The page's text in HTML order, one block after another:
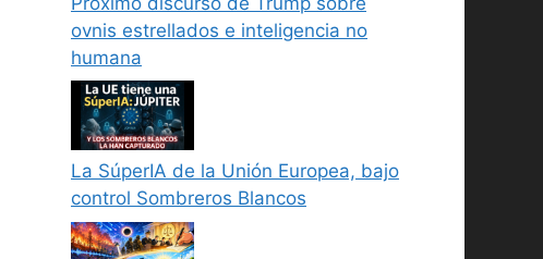
ovnis estrellados e inteligencia no
humana
La SúperIA de la Unión Europea, bajo
control Sombreros Blancos